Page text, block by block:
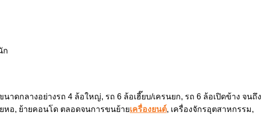
ดกลางอย่างรถ 4 ล้อใหญ่, รถ 6 ล้อเฮี๊ยบ/เครนยก, รถ 6 ล้อเปิดข้าง จนถึง
หอ, ย้ายคอนโด ตลอดจนการขนย้ายเครื่องยนต์, เครื่องจักรอุตสาหกรรม,